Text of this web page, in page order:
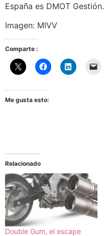
España es DMOT Gestión.
Imagen: MIVV
Comparte :
Me gusta esto:
Relacionado
Double Gum, el escape